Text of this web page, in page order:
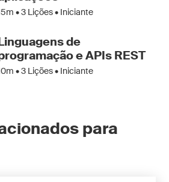
•3 Lições • Iniciante
de
e APIs REST
•3 Lições • Iniciante
para